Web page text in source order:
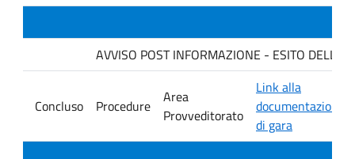
AVVISO POST INFORMAZIONE - ESITO
Concluso Procedure
Area
Provveditorato
Link alla
documentazione
di gara